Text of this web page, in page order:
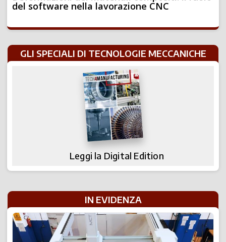
del software nella lavorazione CNC
GLI SPECIALI DI TECNOLOGIE MECCANICHE
Leggi la Digital Edition
IN EVIDENZA